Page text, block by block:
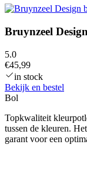
Bruynzeel
5.0
€45,99
in stock
Bekijk en bestel
Bol
Topkwaliteit
tussen de kleuren.
garant voor een